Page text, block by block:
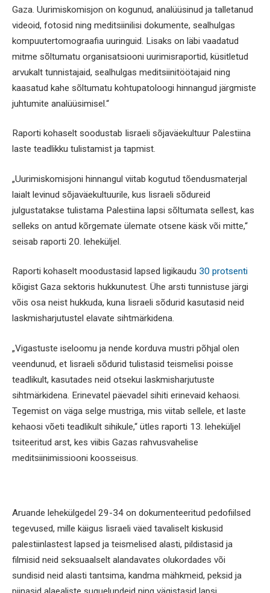
Gaza. Uurimiskomisjon on kogunud, analüüsinud ja talletanud
videoid, fotosid ning meditsiinilisi dokumente, sealhulgas
kompuutertomograafia uuringuid. Lisaks on läbi vaadatud
mitme sõltumatu organisatsiooni uurimisraportid, küsitletud
arvukalt tunnistajaid, sealhulgas meditsiinitöötajaid ning
kaasatud kahe sõltumatu kohtupatoloogi hinnangud järgmiste
juhtumite analüüsimisel.“
Raporti kohaselt soodustab Iisraeli sõjaväekultuur Palestiina
laste teadlikku tulistamist ja tapmist.
„Uurimiskomisjoni hinnangul viitab kogutud tõendusmaterjal
laialt levinud sõjaväekultuurile, kus Iisraeli sõdureid
julgustatakse tulistama Palestiina lapsi sõltumata sellest, kas
selleks on antud kõrgemate ülemate otsene käsk või mitte,“
seisab raporti 20. leheküljel.
Raporti kohaselt moodustasid lapsed ligikaudu 30 protsenti
kõigist Gaza sektoris hukkunutest. Ühe arsti tunnistuse järgi
võis osa neist hukkuda, kuna Iisraeli sõdurid kasutasid neid
laskmisharjutustel elavate sihtmärkidena.
„Vigastuste iseloomu ja nende korduva mustri põhjal olen
veendunud, et Iisraeli sõdurid tulistasid teismelisi poisse
teadlikult, kasutades neid otsekui laskmisharjutuste
sihtmärkidena. Erinevatel päevadel sihiti erinevaid kehaosi.
Tegemist on väga selge mustriga, mis viitab sellele, et laste
kehaosi võeti teadlikult sihikule,“ ütles raporti 13. leheküljel
tsiteeritud arst, kes viibis Gazas rahvusvahelise
meditsiinimissiooni koosseisus.
Aruande lehekülgedel 29-34 on dokumenteeritud pedofiilsed
tegevused, mille käigus Iisraeli väed tavaliselt kiskusid
palestiinlastest lapsed ja teismelised alasti, pildistasid ja
filmisid neid seksuaalselt alandavates olukordades või
sundisid neid alasti tantsima, kandma mähkmeid, peksid ja